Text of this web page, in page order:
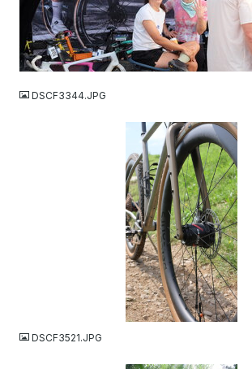
JPG
DSCF3344.JPG
DSCF3521.JPG